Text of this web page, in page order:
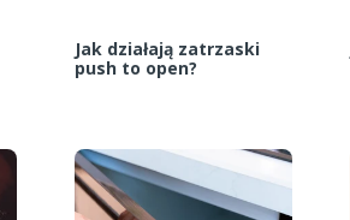
Jak działają zatrzaski
push to open?